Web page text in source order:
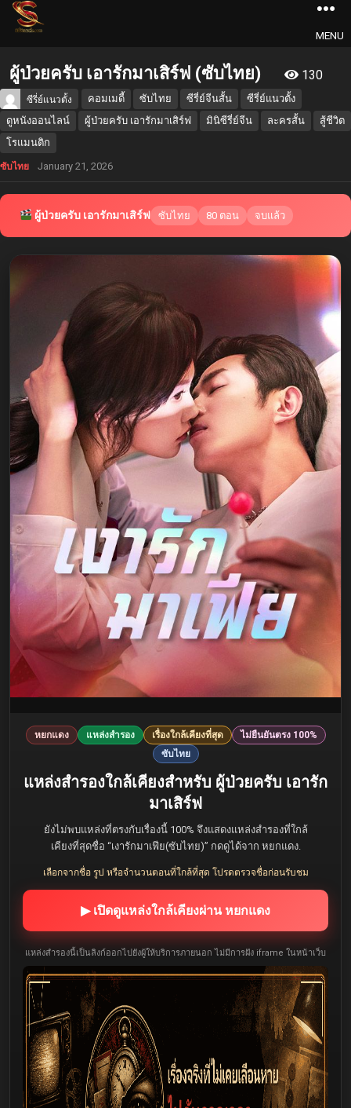
MENU
ผู้ป่วยครับ เอารักมาเสิร์ฟ (ซับไทย) 130
ซีรี่ย์แนวตั้ง คอมเมดี้ ซับไทย ซีรี่ย์จีนสั้น
ซีรี่ย์แนวตั้ง
ดูหนังออนไลน์
ผู้ป่วยครับ เอารักมาเสิร์ฟ มินิซีรี่ย์จีน ละครสั้น
สู้ชีวิต
โรแมนติก
ซับไทย January 21, 2026
ผู้ป่วยครับ เอารักมาเสิร์ฟ ซับไทย 80 ตอน จบแล้ว
หยกแดง แหล่งสำรอง เรื่องใกล้เคียงที่สุด
ไม่ยืนยันตรง 100%
ซับไทย
แหล่งสำรองใกล้เคียงสำหรับ ผู้ป่วยครับ เอารัก
มาเสิร์ฟ
ยังไม่พบแหล่งที่ตรงกับเรื่องนี้ 100% จึงแสดงแหล่งสำรองที่ใกล้
เคียงที่สุดชื่อ “เงารักมาเฟีย(ซับไทย)” กดดูได้จาก หยกแดง.
เลือกจากชื่อ รูป หรือจำนวนตอนที่ใกล้ที่สุด โปรดตรวจชื่อก่อนรับชม
▶ เปิดดูแหล่งใกล้เคียงผ่าน หยกแดง
แหล่งสำรองนี้เป็นลิงก์ออกไปยังผู้ให้บริการภายนอก ไม่มีการฝัง iframe ในหน้าเว็บ